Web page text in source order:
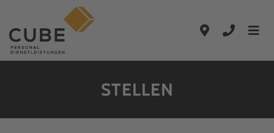
Zum Hauptinhalt springen
Zur Hauptnavigation springen
STELLEN